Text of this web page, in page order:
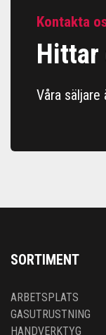
Kontakta
Hittar
Våra
SORTIMENT
ARBETSPLATS
GASUTRUSTNING
HANDVERKTYG